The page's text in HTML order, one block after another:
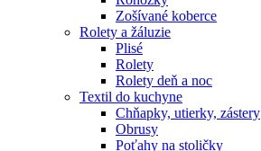
Zošívané koberce
Rolety a žáluzie
Plisé
Rolety
Rolety deň a noc
Textil do kuchyne
Chňapky, utierky, zástery
Obrusy
Poťahy na stoličky